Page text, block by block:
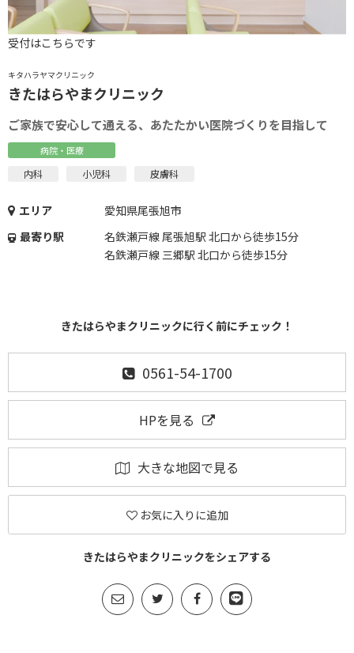
キタハラヤマクリニック
きたはらやまクリニック
ご家族で安心して通える、あたたかい医院づくりを目指して
病院・医療
内科 小児科 皮膚科
エリア
愛知県尾張旭市
最寄り駅
名鉄瀬戸線 尾張旭駅 北口から徒歩15分
名鉄瀬戸線 三郷駅 北口から徒歩15分
きたはらやまクリニックに行く前にチェック！
0561-54-1700
HPを見る
大きな地図で見る
お気に入りに追加
きたはらやまクリニックをシェアする
受付はこちらです